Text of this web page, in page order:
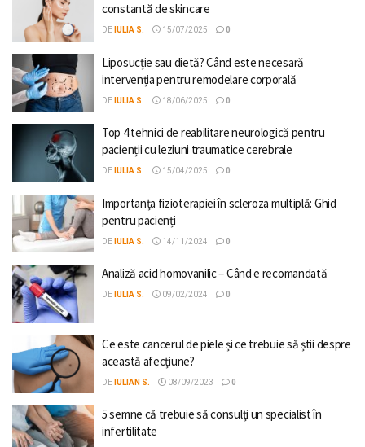
constantă de skincare
DE IULIA S. 15/07/2025 0
Liposucție sau dietă? Când este necesară
intervenția pentru remodelare corporală
DE IULIA S. 18/06/2025 0
Top 4 tehnici de reabilitare neurologică pentru
pacienții cu leziuni traumatice cerebrale
DE IULIA S. 15/04/2025 0
Importanța fizioterapiei în scleroza multiplă: Ghid
pentru pacienți
DE IULIA S. 14/11/2024 0
Analiză acid homovanilic – Când e recomandată
DE IULIA S. 09/02/2024 0
Ce este cancerul de piele și ce trebuie să știi despre
această afecțiune?
DE IULIAN S. 08/09/2023 0
5 semne că trebuie să consulți un specialist în
infertilitate